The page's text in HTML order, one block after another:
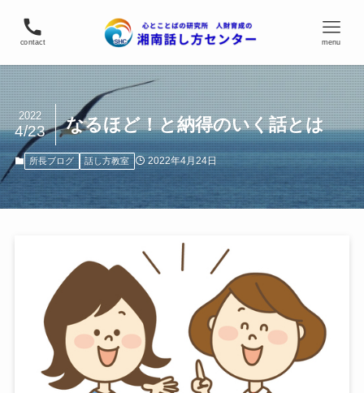
contact menu
なるほど！と納得のいく話とは
2022
4/23
所長ブログ 話し方教室 2022年4月24日